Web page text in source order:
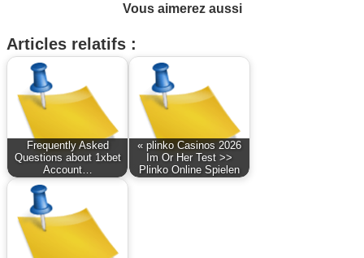
Vous aimerez aussi
Articles relatifs :
Frequently Asked
Questions about 1xbet
Account…
« plinko Casinos 2026
Im Or Her Test >>
Plinko Online Spielen